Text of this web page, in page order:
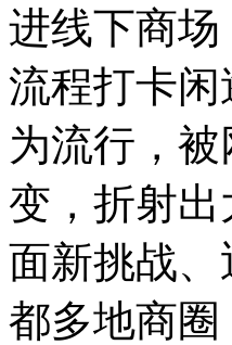
进线下商
流程打卡
为流行，
变，折射
面新挑战
都多地商